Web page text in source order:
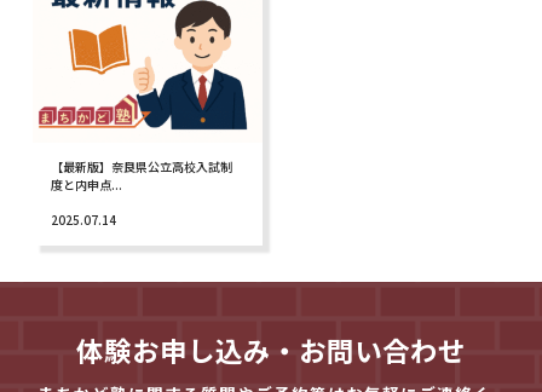
【最新版】奈良県公立高校入試制
度と内申点...
2025.07.14
体験お申し込み・お問い合わせ